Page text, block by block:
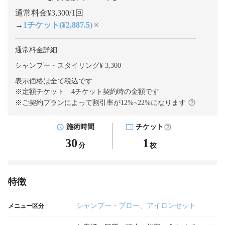
通常料金¥3,300/1回
→ 1チケット(¥2,887.5) ※
通常料金詳細
シャンプー・スタイリング¥ 3,300
表示価格は全て税込です
※定額チケット 4チケット契約時の金額です
※ご契約プランによって割引率が12%~22%になります
施術時間
30 分
チケット
1 枚
特徴
メニュー区分 シャンプー・ブロー、アイロンセット